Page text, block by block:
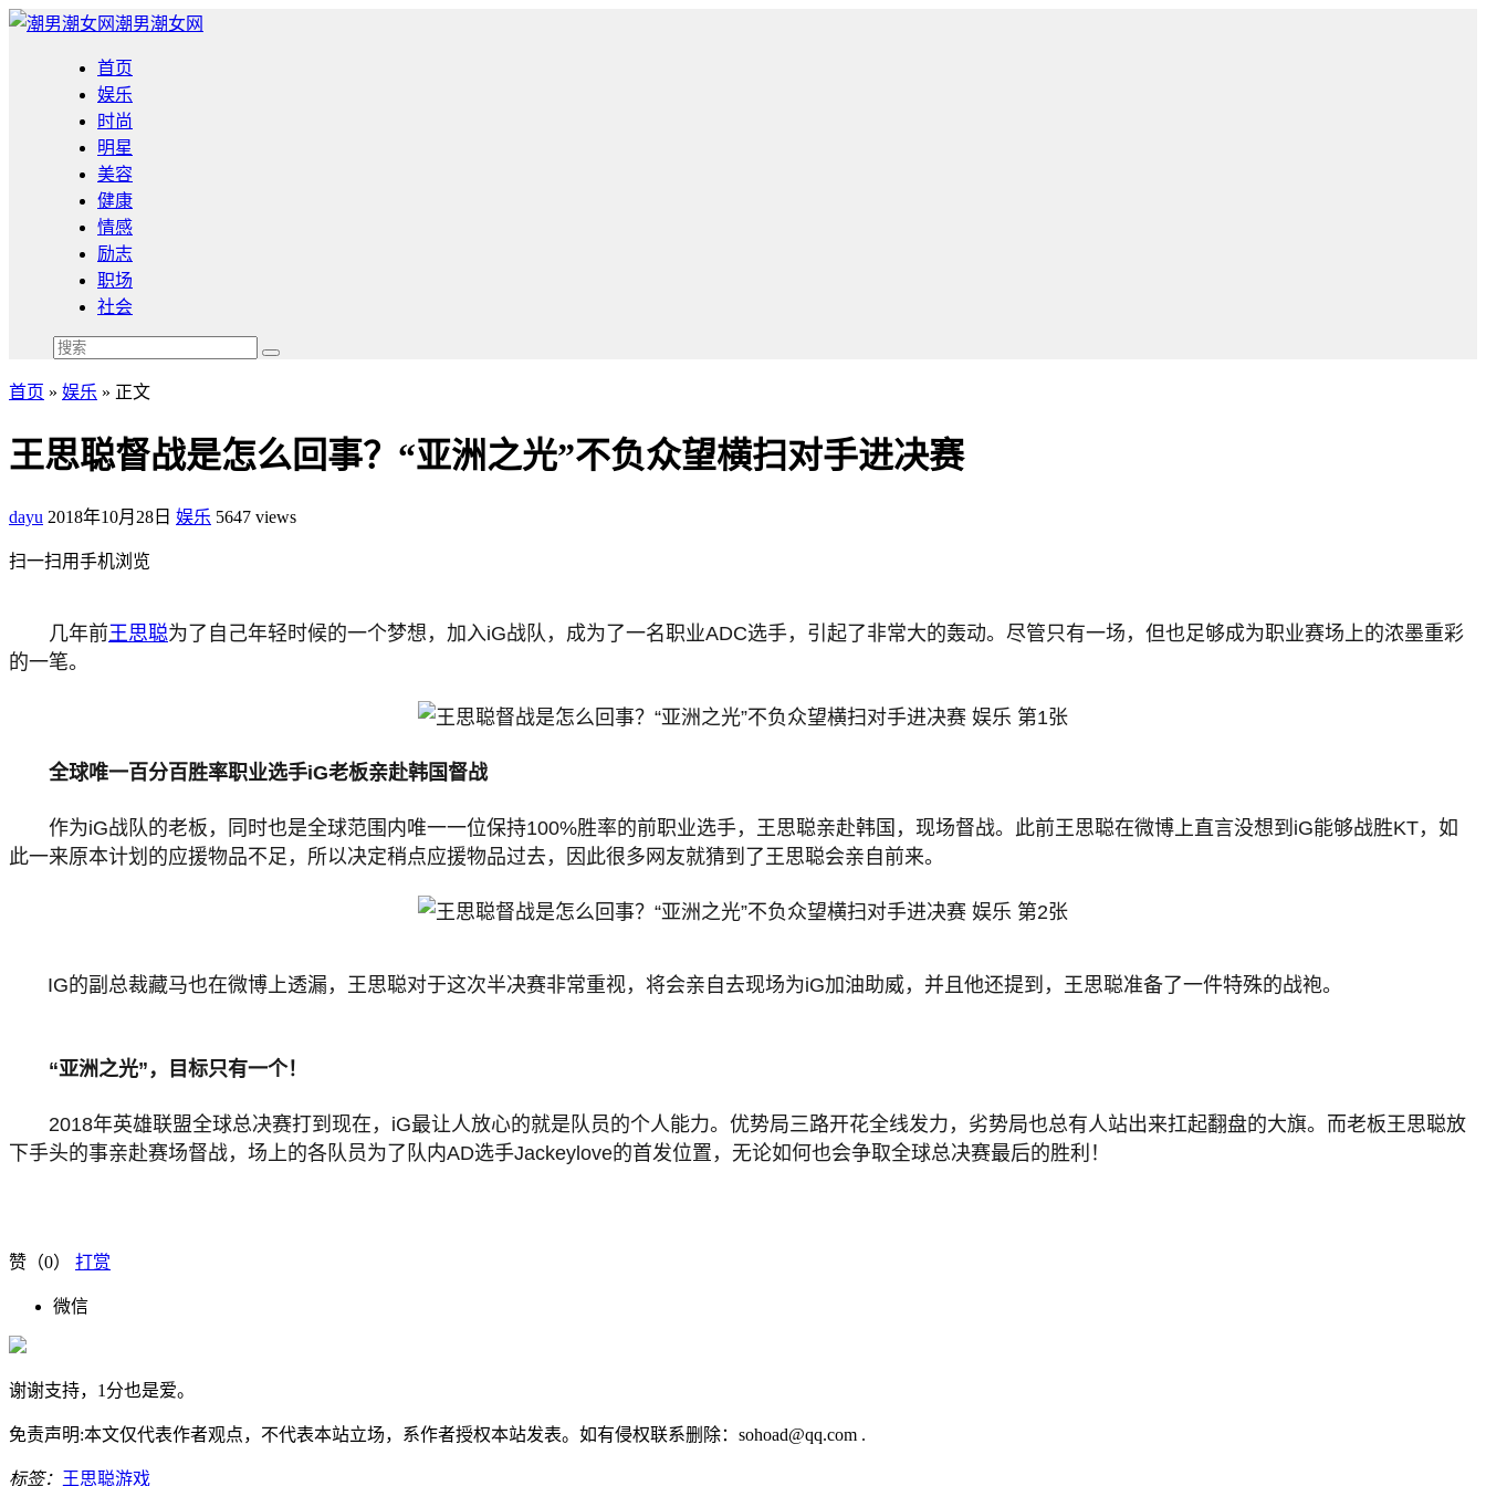
潮男潮女网
首页
娱乐
时尚
明星
美容
健康
情感
励志
职场
社会
首页 » 娱乐 » 正文
王思聪督战是怎么回事？“亚洲之光”不负众望横扫对手进决赛
dayu 2018年10月28日 娱乐 5647 views
扫一扫用手机浏览
几年前王思聪为了自己年轻时候的一个梦想，加入iG战队，成为了一名职业ADC选手，引起了非常大的轰动。尽管只有一场，但也足够成为职业赛场上的浓墨重彩
的一笔。
全球唯一百分百胜率职业选手iG老板亲赴韩国督战
作为iG战队的老板，同时也是全球范围内唯一一位保持100%胜率的前职业选手，王思聪亲赴韩国，现场督战。此前王思聪在微博上直言没想到iG能够战胜KT，如
此一来原本计划的应援物品不足，所以决定稍点应援物品过去，因此很多网友就猜到了王思聪会亲自前来。
IG的副总裁藏马也在微博上透漏，王思聪对于这次半决赛非常重视，将会亲自去现场为iG加油助威，并且他还提到，王思聪准备了一件特殊的战袍。
“亚洲之光”，目标只有一个！
2018年英雄联盟全球总决赛打到现在，iG最让人放心的就是队员的个人能力。优势局三路开花全线发力，劣势局也总有人站出来扛起翻盘的大旗。而老板王思聪放
下手头的事亲赴赛场督战，场上的各队员为了队内AD选手Jackeylove的首发位置，无论如何也会争取全球总决赛最后的胜利！
赞（0） 打赏
微信
谢谢支持，1分也是爱。
免责声明:本文仅代表作者观点，不代表本站立场，系作者授权本站发表。如有侵权联系删除：sohoad@qq.com .
标签： 王思聪游戏